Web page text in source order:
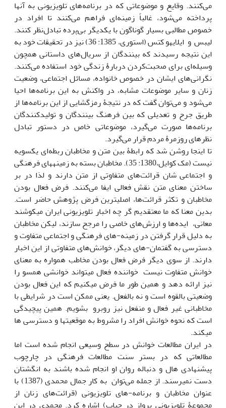
پرداخته می‌شود، غالباً زمینه‌ای فراهم می‌کنند تا افراد در
خصوص مطالبی بسیار گوناگون با یکدیگر بی‌پرده تبادل‌نظر کنند.
لیبس و ایلایهو کتس (استوری، 1385: 36) نیز در تحقیقات خود به
این نتیجه رسیدند که بینندگان از سریال‌های داستانی همچون
وسیله‌ای برای صحبت‌کردن دربارۀ زندگی خود استفاده می‌کنند.
نگرانی‌های ایشان در خصوص خانواده، مسائل اجتماعی، وضعیت
زنان و سایر موضوعات مشابه، در واکنش به این برنامه‌ها احیا
می‌شود و می‌توان گفت که در نتیجۀ رمزگشایی از این برنامه‌ها از
طریق جرح و تعدیلی که بین فرهنگ بینندگان و تولیدکنندگان
برنامه‌ها صورت می‌گیرد، موضوعاتی خاص در دستور تبادل
نظرهای روزمرۀ مردم قرار می‌گیرد.
تا این‎جا روشن شد که رابطۀ بین متن و مخاطبان ربطه‌ای یک‎سویه
نیست (مک کوایل،1380: 35). مخاطبان بسته به زمینه‏های فرهنگی
و اجتماعی شان قرائت‌های متفاوتی از متن دارند و لذا در بر
ساختن معنای متن نقش فعالی ایفا می‌کنند. فرض فعال بودن
مخاطبان و تکثر قرائت‌ها، اصلی‎ترین فرض پژوهش حاضر است.
بدین معنا که ما معتقدیم گر چه اخبار تلویزیونی ایران می‎کوشند
معانی، ایده‌ها و ارزش‌های خاصی را مرجح سازند، لیکن مخاطبان
به دلیل قرار گرفتن در زمینه-های فرهنگی و اجتماعی متفاوت و
دسترسی به گفتمان-های دیگر، خوانش‌های متفاوتی از این اخبار
دارند. از سوی دیگر فرض فعال بودن مخاطب همواره به معنای
خوانش متفاوت نیست خواننده فعال می‏‎تواند خوانشی همسو را
نیز ارائه دهد و همین طور ما فرض می‏‎کنیم که این فعال بودن
وضعیتی بالقوه است و نه بالفعل. یعنی ممکن است در شرایطی با
مخاطبانی غیر فعال و منفعل نیز روبرو بشویم. همین پیچیدگی
است که نحوه خوانش افراد را مشروط به موقعیت‎ها و دسترسی ها
می‏‎کند.
در ایران مطالعات خوانش در سطح وسیعی انجام شده است اما
مطالعاتی که در بستر سنت مطالعات فرهنگی در چارچوب
پیشنهادی هال و دنباله روان او انجام شده باشند به انگشتان
دست نمی‎رسند. از جمله می‌توان به کار جمال محمدی (1387) با
عنوان مخاطبان و برنامه-های تلویزیونی (قرائت‌های زنان از